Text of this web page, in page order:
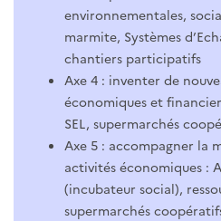
environnementales,
marmite, Systèmes
chantiers participatifs
Axe 4 : inventer de
économiques et
SEL, supermarchés
Axe 5 : accompagner la
activités économiques :
(incubateur social),
supermarchés